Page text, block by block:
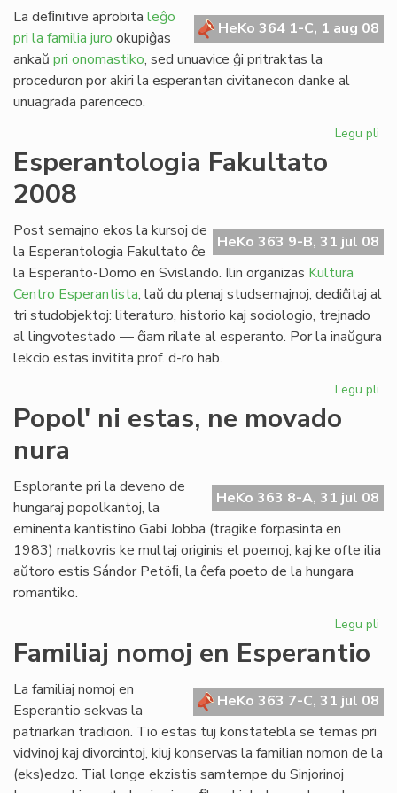
HeKo 364 1-C, 1 aug 08
La deﬁnitive aprobita leĝo
pri la familia juro okupiĝas
ankaŭ pri onomastiko, sed unuavice ĝi pritraktas la
proceduron por akiri la esperantan civitanecon danke al
unuagrada parenceco.
Legu pli
Esperantologia Fakultato
2008
HeKo 363 9-B, 31 jul 08
Post semajno ekos la kursoj de
la Esperantologia Fakultato ĉe
la Esperanto-Domo en Svislando. Ilin organizas Kultura
Centro Esperantista, laŭ du plenaj studsemajnoj, dediĉitaj al
tri studobjektoj: literaturo, historio kaj sociologio, trejnado
al lingvotestado — ĉiam rilate al esperanto. Por la inaŭgura
lekcio estas invitita prof. d-ro hab.
Legu pli
Popol' ni estas, ne movado
nura
HeKo 363 8-A, 31 jul 08
Esplorante pri la deveno de
hungaraj popolkantoj, la
eminenta kantistino Gabi Jobba (tragike forpasinta en
1983) malkovris ke multaj originis el poemoj, kaj ke ofte ilia
aŭtoro estis Sándor Petöﬁ, la ĉefa poeto de la hungara
romantiko.
Legu pli
Familiaj nomoj en Esperantio
HeKo 363 7-C, 31 jul 08
La familiaj nomoj en
Esperantio sekvas la
patriarkan tradicion. Tio estas tuj konstatebla se temas pri
vidvinoj kaj divorcintoj, kiuj konservas la familian nomon de la
(eks)edzo. Tial longe ekzistis samtempe du Sinjorinoj